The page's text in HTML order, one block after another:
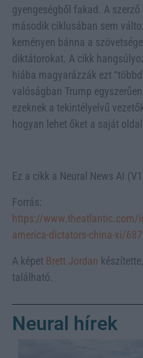
gyengeségből fakad. A
második ciklusában sem
keményen bánna a
diktátorokat. A cikk
hiába magyarázzák ezt
valóságban Trump
ezeknek a tekintélyelvű
hogyan lehet őket a saját
Ez a cikk a Neural News AI
Forrás:
https://
america-dictators-china-xi/
A képet Brett Jordan
található.
Neural hírek